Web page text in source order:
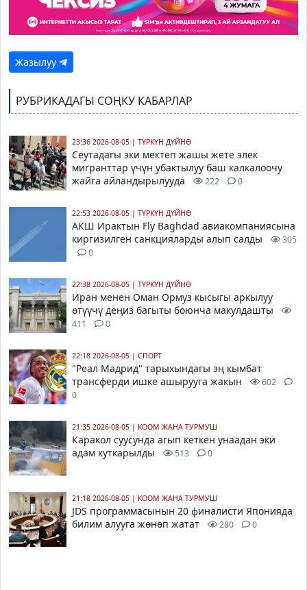
Жазылуу
РУБРИКАДАГЫ СОҢКУ КАБАРЛАР
23:36 2026-08-05 | ТҮРКҮН ДҮЙНӨ
Сеутадагы эки мектеп жашы жете элек
мигранттар үчүн убактылуу баш калкалоочу
жайга айландырылууда
222 0
22:53 2026-08-05 | ТҮРКҮН ДҮЙНӨ
АКШ Ирактын Fly Baghdad авиакомпаниясына
киргизилген санкцияларды алып салды
305
0
22:38 2026-08-05 | ТҮРКҮН ДҮЙНӨ
Иран менен Оман Ормуз кысыгы аркылуу
өтүүчү деңиз багыты боюнча макулдашты
411 0
22:18 2026-08-05 | СПОРТ
"Реал Мадрид" тарыхындагы эң кымбат
трансферди ишке ашырууга жакын
602
0
21:35 2026-08-05 | КООМ ЖАНА ТУРМУШ
Каракол суусунда агып кеткен унаадан эки
адам куткарылды
513 0
21:18 2026-08-05 | КООМ ЖАНА ТУРМУШ
JDS программасынын 20 финалисти Японияда
билим алууга жөнөп жатат
280 0